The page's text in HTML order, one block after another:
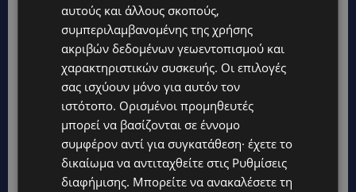
αυτούς και άλλους σκοπούς,
συμπεριλαμβανομένης της χρήσης
ακριβών δεδομένων γεωεντοπισμού και
χαρακτηριστικών συσκευής. Οι επιλογές
σας ισχύουν μόνο για αυτόν τον
ιστότοπο. Ορισμένοι προμηθευτές
μπορεί να βασίζονται σε έννομο
συμφέρον αντί για συγκατάθεση· έχετε το
δικαίωμα να αντιταχθείτε στις Ρυθμίσεις
διαφήμισης. Μπορείτε να ανακαλέσετε τη